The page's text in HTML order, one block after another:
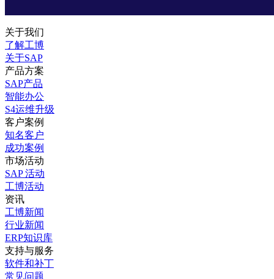
关于我们
了解工博
关于SAP
产品方案
SAP产品
智能办公
S4运维升级
客户案例
知名客户
成功案例
市场活动
SAP 活动
工博活动
资讯
工博新闻
行业新闻
ERP知识库
支持与服务
软件和补丁
常见问题